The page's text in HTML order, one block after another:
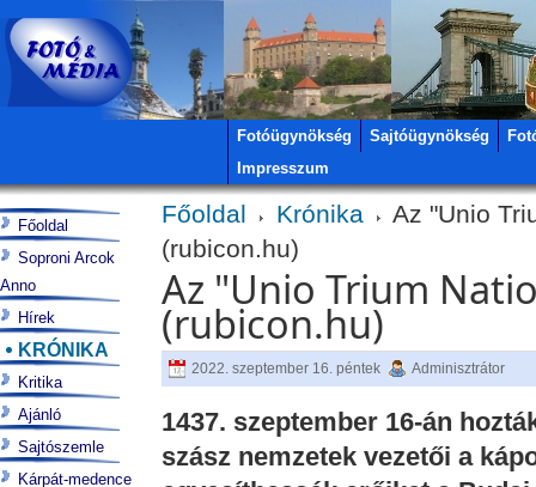
Fotóügynökség Sajtóügynökség
Impresszum
Főoldal Krónika
Az "Unio
(rubicon.hu)
Az "Unio Trium
(rubicon.hu)
2022. szeptember 16. péntek Adminisztrátor
1437. szeptember 16-án
szász nemzetek vezetői a
Főoldal
Soproni Arcok
Anno
Hírek
KRÓNIKA
Kritika
Ajánló
Sajtószemle
Kárpát-medence